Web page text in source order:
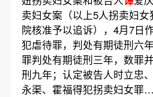
卖妇女案（以上5人拐卖妇
院核准予以追诉），4月7日
犯虐待罪，判处有期徒刑六
罪判处有期徒刑三年，数罪
刑九年；认定被告人时立忠、
永渠、霍福得犯拐卖妇女